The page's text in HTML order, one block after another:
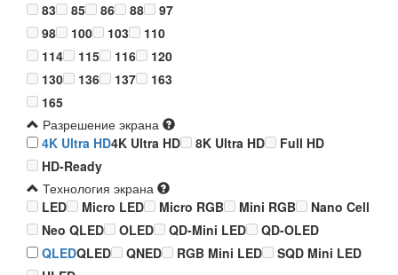
83
85 86 88
97
98
100 103
110
114
115 116
120
130
136 137
163
165
Разрешение экрана
4K Ultra HD4K Ultra HD 8K Ultra HD
Full HD
HD-Ready
Технология экрана
LED
Micro LED Micro RGB Mini RGB
Nano Cell
Neo QLED
OLED QD-Mini LED
QD-OLED
QLEDQLED QNED RGB Mini LED
SQD Mini LED